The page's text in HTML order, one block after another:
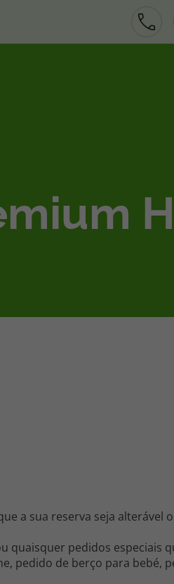
Apoio ao cliente no
a sua reserva seja alterável
quaisquer pedidos especiais
pedido de berço para bebé,